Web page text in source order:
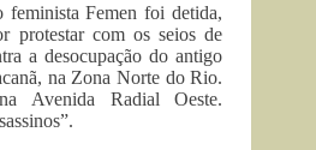
Femen foi detida,
protestar com os seios de
a desocupação do antigo
na Zona Norte do Rio.
Avenida Radial Oeste.